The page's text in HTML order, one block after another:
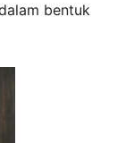
bentuk